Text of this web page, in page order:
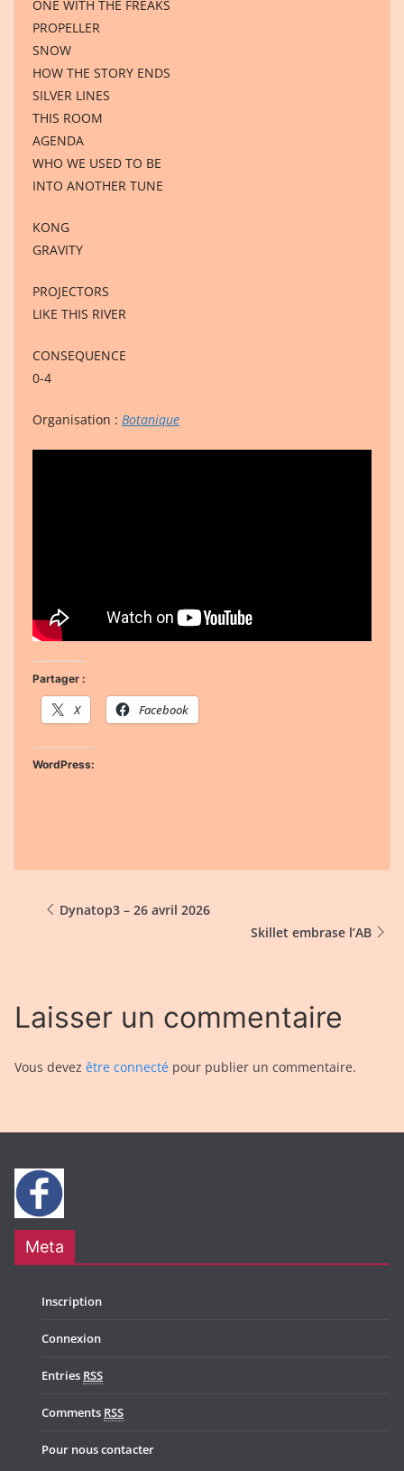
ONE WITH THE FREAKS
PROPELLER
SNOW
HOW THE STORY ENDS
SILVER LINES
THIS ROOM
AGENDA
WHO WE USED TO BE
INTO ANOTHER TUNE
KONG
GRAVITY
PROJECTORS
LIKE THIS RIVER
CONSEQUENCE
0-4
Organisation : Botanique
Partager :
X Facebook
WordPress:
Dynatop3 – 26 avril 2026
Skillet embrase l’AB
Laisser un commentaire
Vous devez être connecté pour publier un commentaire.
Meta
Inscription
Connexion
Entries RSS
Comments RSS
Pour nous contacter